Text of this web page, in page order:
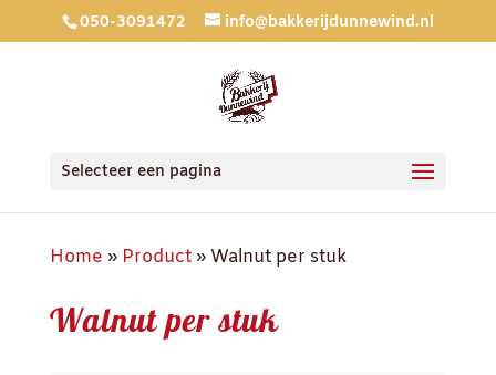
050-3091472 info@bakkerijdunnewind.nl
Selecteer een pagina
Home » Product» Walnut per stuk
Walnut per stuk